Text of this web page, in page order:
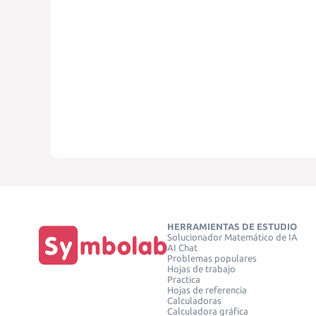
HERRAMIENTAS DE ESTUDIO
Solucionador Matemático de IA
AI Chat
Problemas populares
Hojas de trabajo
Practica
Hojas de referencia
Calculadoras
Calculadora gráfica